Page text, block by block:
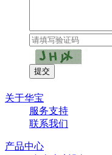
关于华宝
服务支持
联系我们
产品中心